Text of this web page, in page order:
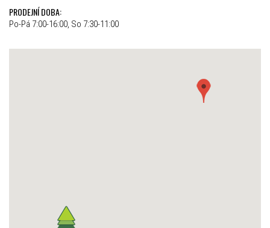
PRODEJNÍ DOBA:
Po-Pá 7:00-16:00, So 7:30-11:00